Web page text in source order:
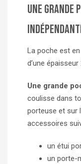
Une grande
La poche est
d’une
Une grande
coulisse dans
porteuse et sur
accessoires
un étui
un porte-